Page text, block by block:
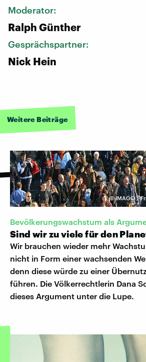
Moderator:
Ralph Günther
Gesprächspartner:
Nick Hein
Weitere Beiträge
©IMAGO /
Bevölkerungswachstum als
Sind wir zu viele für den
Wir brauchen wieder mehr
nicht in Form einer wachsenden
denn diese würde zu einer
führen. Die Völkerrechtlerin Dana
dieses Argument unter die Lupe.